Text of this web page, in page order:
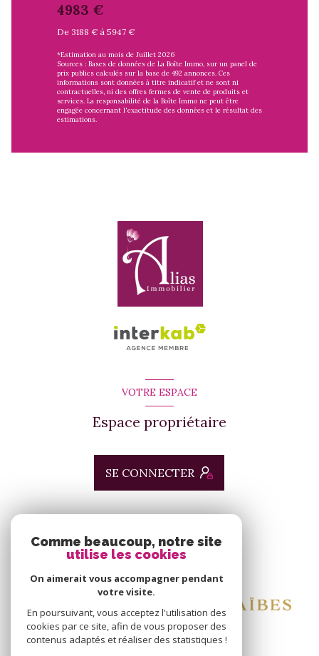
4983 €
De 3188 € à 5947 €
*Estimation au mois de Juillet 2026
Sources : Bases de données de La Boîte Immo, sur un panel de
prix publics calculés sur la base de 492 annonces. Ces
informations sont données à titre indicatif et ne sont ni
contractuelles, ni des offres fermes de vente de produits et
services. La responsabilité de la Boîte Immo ne peut être
engagée concernant l'exactitude des données et le résultat des
estimations.
VOTRE ESPACE
Espace propriétaire
SE CONNECTER
Nous adhérons
Comme beaucoup, notre site
utilise les cookies
On aimerait vous accompagner pendant
votre visite.
En poursuivant, vous acceptez l'utilisation des
cookies par ce site, afin de vous proposer des
contenus adaptés et réaliser des statistiques !